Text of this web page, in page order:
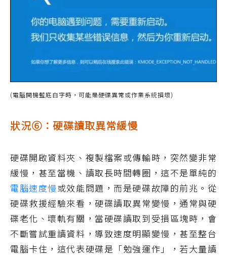
(電腦開機藍底白字時，可能是硬碟異常或作業系統損壞)
狀況⑥：硬碟讀取異常緩慢
硬碟開啟資料夾、複製檔案或傳輸時，突然變非常
緩慢，甚至當機、讀取長時間轉圈，這不是單純的
電腦速度慢或效能問題，而是硬碟故障的前兆。從
硬碟救援經驗來看，硬碟讀取異常變慢，通常與硬
碟老化、壞軌有關，當硬碟讀取到受損區塊時，會
不斷嘗試重讀資料，導致速度明顯變慢，甚至整台
電腦卡住，這代表硬碟是「勉強運作」，若大量讀